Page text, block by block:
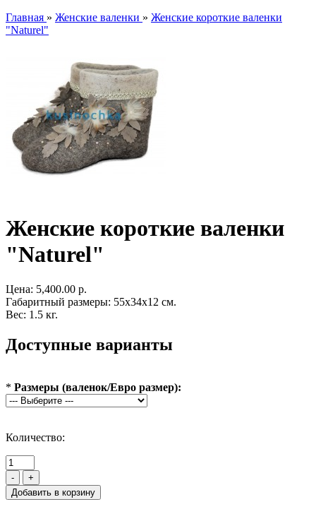
Главная » Женские валенки » Женские короткие валенки
"Naturel"
Женские короткие валенки
"Naturel"
Цена: 5,400.00 р.
Габаритный размеры: 55x34x12 см.
Вес: 1.5 кг.
Доступные варианты
* Размеры (валенок/Евро размер):
Количество:
- +